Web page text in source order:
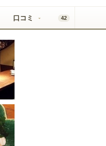
口コミ 42